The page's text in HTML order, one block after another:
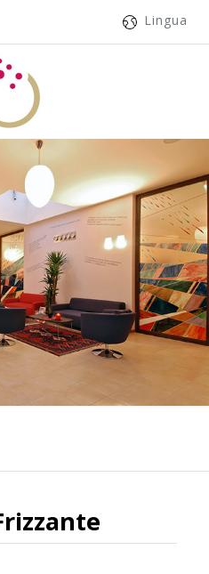
Lingua